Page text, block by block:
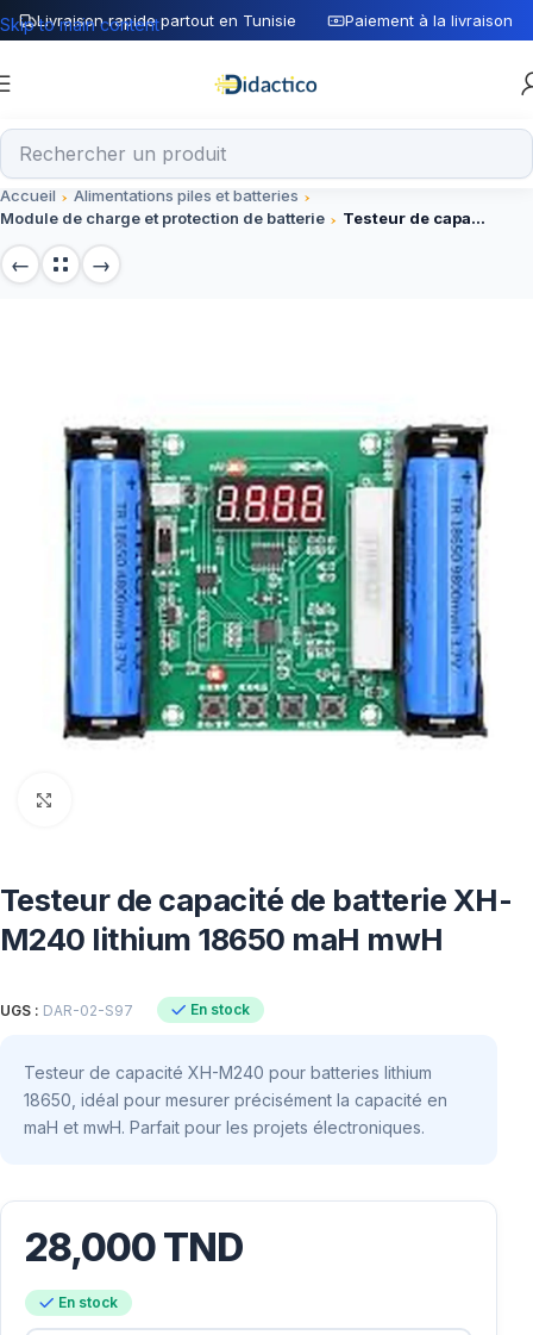
Livraison rapide partout en Tunisie Paiement à la livraison
Skip to main content
Accueil
Alimentations piles et batteries
Module de charge et protection de batterie
Testeur de capacité de batterie XH-M240 lithium 18650 maH mwH
Testeur de capacité de batterie XH-
M240 lithium 18650 maH mwH
UGS : DAR-02-S97 En stock
Testeur de capacité XH-M240 pour batteries lithium
18650, idéal pour mesurer précisément la capacité en
maH et mwH. Parfait pour les projets électroniques.
28,000TND
En stock